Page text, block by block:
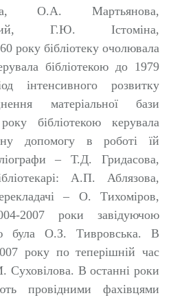
О.А. Мартьянова,
Г.Ю. Істоміна,
року бібліотеку очолювала
бібліотекою до 1979
інтенсивного розвитку
матеріальної бази
бібліотекою керувала
допомогу в роботі їй
– Т.Д. Гридасова,
А.П. Аблязова,
– О. Тихоміров,
2007 роки завідуючою
була О.З. Тивровська. В
року по теперішній час
Суховілова. В останні роки
провідними фахівцями